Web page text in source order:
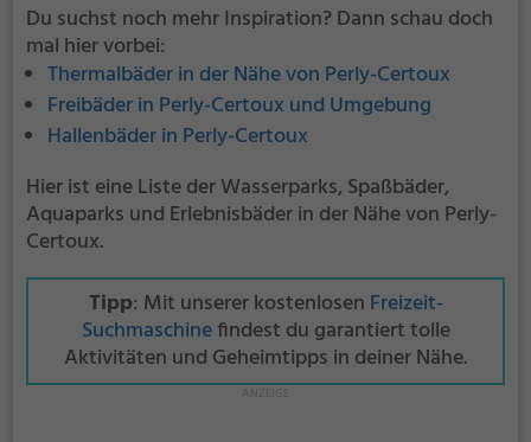
Du suchst noch mehr Inspiration? Dann schau doch
mal hier vorbei:
Thermalbäder in der Nähe von Perly-Certoux
Freibäder in Perly-Certoux und Umgebung
Hallenbäder in Perly-Certoux
Hier ist eine Liste der Wasserparks, Spaßbäder,
Aquaparks und Erlebnisbäder in der Nähe von Perly-
Certoux.
Tipp: Mit unserer kostenlosen Freizeit-
Suchmaschinefindest du garantiert tolle
Aktivitäten und Geheimtipps in deiner Nähe.